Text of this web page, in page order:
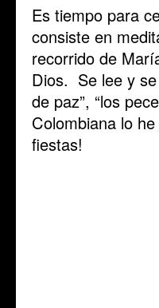
Es tiempo para
consiste en
recorrido de
Dios. Se lee y
de paz”, “los
Colombiana lo
fiestas!